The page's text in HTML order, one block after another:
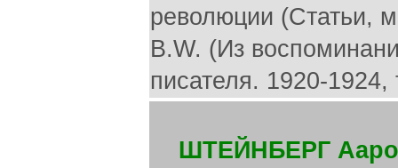
революции (Статьи,
B.W. (Из
писателя. 1920-
ШТЕЙНБЕРГ